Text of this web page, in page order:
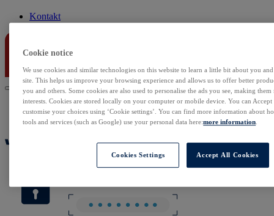
Kontakt
Cookie notice
We use cookies and similar technologies on this website to learn a little bit about you
site. This helps us improve your browsing experience and allows us to offer better
you and others. Some cookies are also used to personalise the ads you see, making
interests. Cookies are stored locally on your computer or mobile device. You can
customise your choices using ‘Cookie settings’. You can find more information about
tools and services (such as Google) use your personal data here:more information.
Cookies Settings Accept All Cookies